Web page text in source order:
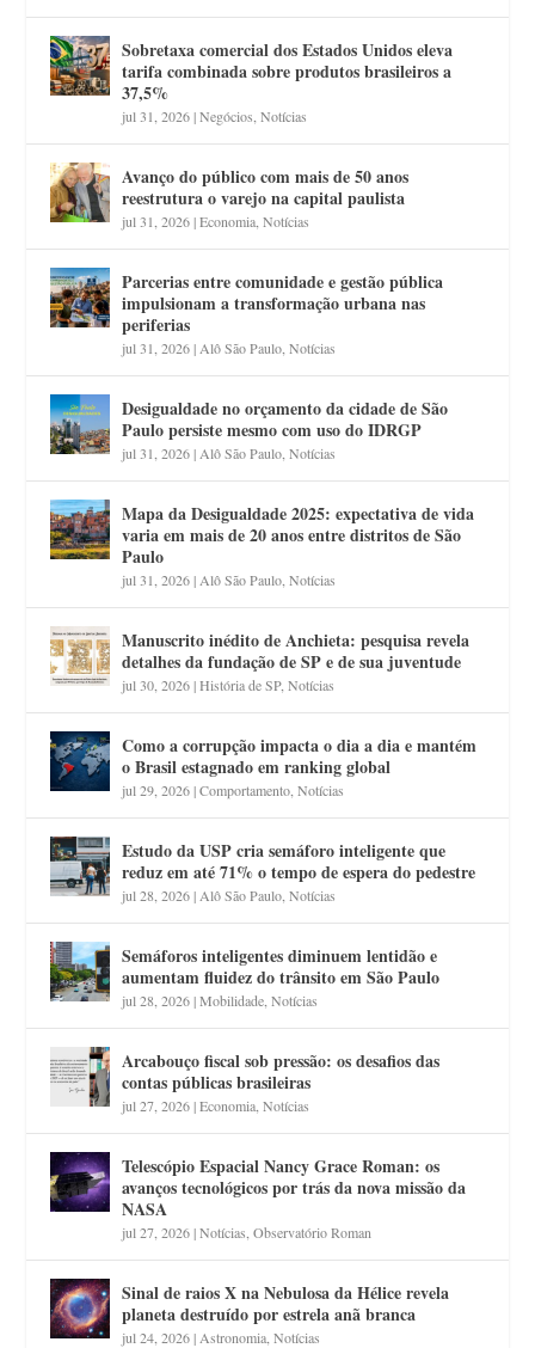
Sobretaxa comercial dos Estados Unidos eleva
tarifa combinada sobre produtos brasileiros a
37,5%
jul 31, 2026|Negócios ,Notícias
Avanço do público com mais de 50 anos
reestrutura o varejo na capital paulista
jul 31, 2026|Economia ,Notícias
Parcerias entre comunidade e gestão pública
impulsionam a transformação urbana nas
periferias
jul 31, 2026| Alô São Paulo ,Notícias
Desigualdade no orçamento da cidade de São
Paulo persiste mesmo com uso do IDRGP
jul 31, 2026| Alô São Paulo ,Notícias
Mapa da Desigualdade 2025: expectativa de vida
varia em mais de 20 anos entre distritos de São
Paulo
jul 31, 2026| Alô São Paulo ,Notícias
Manuscrito inédito de Anchieta: pesquisa revela
detalhes da fundação de SP e de sua juventude
jul 30, 2026|História de SP,Notícias
Como a corrupção impacta o dia a dia e mantém
o Brasil estagnado em ranking global
jul 29, 2026|Comportamento ,Notícias
Estudo da USP cria semáforo inteligente que
reduz em até 71% o tempo de espera do pedestre
jul 28, 2026| Alô São Paulo ,Notícias
Semáforos inteligentes diminuem lentidão e
aumentam fluidez do trânsito em São Paulo
jul 28, 2026|Mobilidade ,Notícias
Arcabouço fiscal sob pressão: os desafios das
contas públicas brasileiras
jul 27, 2026|Economia ,Notícias
Telescópio Espacial Nancy Grace Roman: os
avanços tecnológicos por trás da nova missão da
NASA
jul 27, 2026|Notícias ,Observatório Roman
Sinal de raios X na Nebulosa da Hélice revela
planeta destruído por estrela anã branca
jul 24, 2026| Astronomia ,Notícias